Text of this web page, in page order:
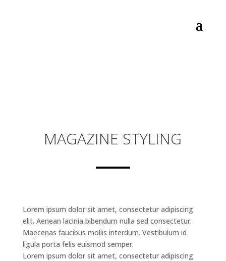
MAGAZINE STYLING
Lorem ipsum dolor sit amet, consectetur adipiscing
elit. Aenean lacinia bibendum nulla sed consectetur.
Maecenas faucibus mollis interdum. Vestibulum id
ligula porta felis euismod semper.
Lorem ipsum dolor sit amet, consectetur adipiscing